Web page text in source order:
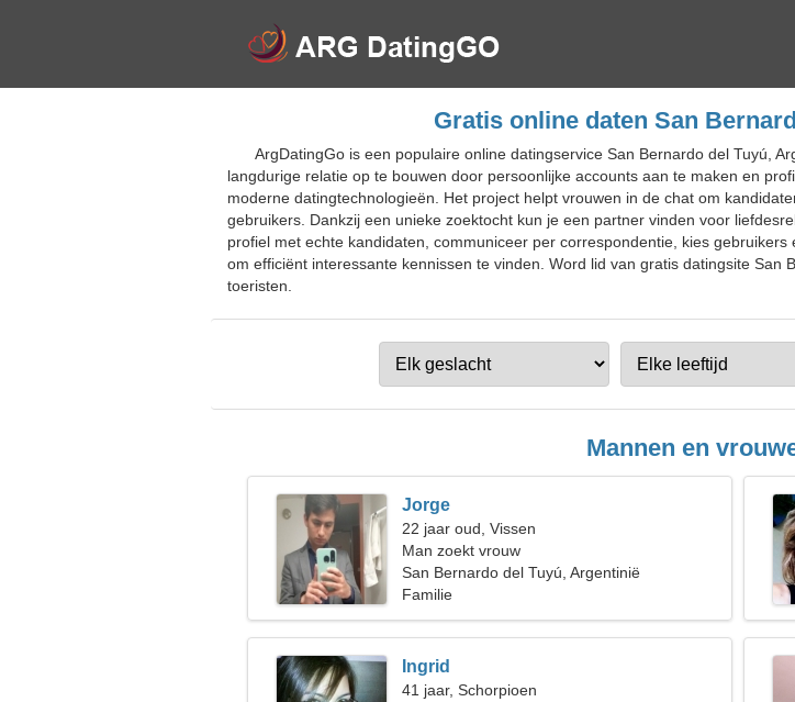
Gratis online daten San
ArgDatingGo is een populaire online datingservice San Bernardo del Tuyú,
langdurige relatie op te bouwen door persoonlijke accounts aan te maken en
moderne datingtechnologieën. Het project helpt vrouwen in de chat om
gebruikers. Dankzij een unieke zoektocht kun je een partner vinden voor
profiel met echte kandidaten, communiceer per correspondentie, kies
om efficiënt interessante kennissen te vinden. Word lid van gratis datingsite San
toeristen.
Mannen en
Jorge
22 jaar oud, Vissen
Man zoekt vrouw
San Bernardo del Tuyú, Argentinië
Familie
Ingrid
41 jaar, Schorpioen